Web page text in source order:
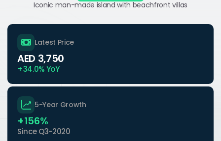
Iconic man-made island with beachfront villas
Latest Price
AED 3,750
+34.0% YoY
5-Year Growth
+156%
Since Q3-2020